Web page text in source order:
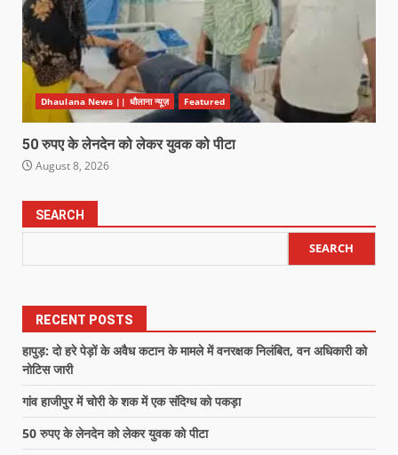
Dhaulana News || धौलाना न्यूज़ Featured
50 रुपए के लेनदेन को लेकर युवक को पीटा
August 8, 2026
SEARCH
SEARCH
RECENT POSTS
हापुड़: दो हरे पेड़ों के अवैध कटान के मामले में वनरक्षक निलंबित, वन अधिकारी को
नोटिस जारी
गांव हाजीपुर में चोरी के शक में एक संदिग्ध को पकड़ा
50 रुपए के लेनदेन को लेकर युवक को पीटा